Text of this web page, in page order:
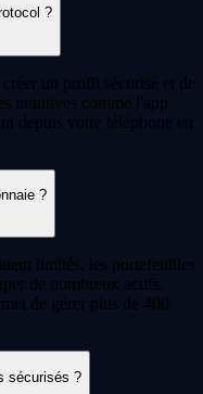
?
un profil sécurisé et de
intuitives comme l'app
depuis votre téléphone en
?
limités, les portefeuilles
de nombreux actifs.
de gérer plus de 400
sécurisés ?